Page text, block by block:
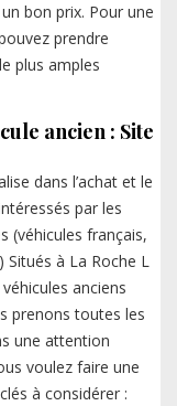
bon prix. Pour une
prendre
plus amples
ancien : Site
dans l’achat et le
par les
(véhicules français,
à La Roche L
anciens
prenons toutes les
une attention
voulez faire une
à considérer :